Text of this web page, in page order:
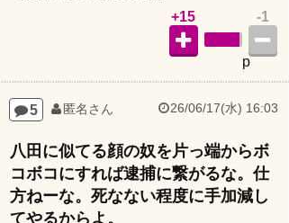
-1
p
+15
5 匿名さん 26/06/17(水) 16:03
八田に似てる顔の奴を片っ端からボ
コボコにすれば逮捕に繋がるな。仕
方ねーな。死なない程度に手加減し
てやるからよ。